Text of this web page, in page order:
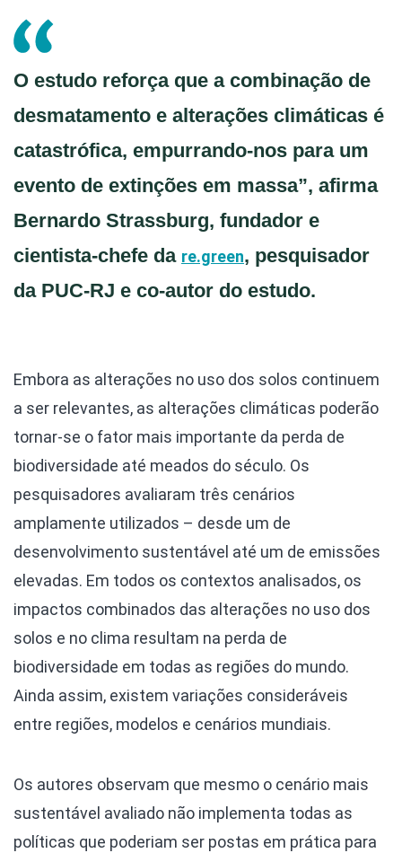
O estudo reforça que a combinação de
desmatamento e alterações climáticas é
catastrófica, empurrando-nos para um
evento de extinções em massa”, afirma
Bernardo Strassburg, fundador e
cientista-chefe da re.green, pesquisador
da PUC-RJ e co-autor do estudo.
Embora as alterações no uso dos solos continuem
a ser relevantes, as alterações climáticas poderão
tornar-se o fator mais importante da perda de
biodiversidade até meados do século. Os
pesquisadores avaliaram três cenários
amplamente utilizados – desde um de
desenvolvimento sustentável até um de emissões
elevadas. Em todos os contextos analisados, os
impactos combinados das alterações no uso dos
solos e no clima resultam na perda de
biodiversidade em todas as regiões do mundo.
Ainda assim, existem variações consideráveis ​​
entre regiões, modelos e cenários mundiais.
Os autores observam que mesmo o cenário mais
sustentável avaliado não implementa todas as
políticas que poderiam ser postas em prática para